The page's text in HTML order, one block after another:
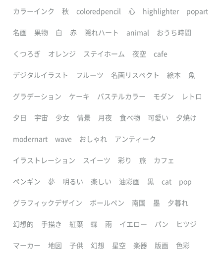
カラーインク 秋 coloredpencil 心 highlighter popart
名画 果物 白 赤 隠れハート animal おうち時間
くつろぎ オレンジ ステイホーム 夜空 cafe
デジタルイラスト フルーツ 名画リスペクト 絵本 魚
グラデーション ケーキ パステルカラー モダン レトロ
夕日 宇宙 少女 情景 月夜 食べ物 可愛い 夕焼け
modernart wave おしゃれ アンティーク
イラストレーション スイーツ 彩り 旅 カフェ
ペンギン 夢 明るい 楽しい 油彩画 黒 cat pop
グラフィックデザイン ボールペン 南国 墨 夕暮れ
幻想的 手描き 紅葉 蝶 雨 イエロー パン ヒツジ
マーカー 地図 子供 幻想 星空 楽器 版画 色彩